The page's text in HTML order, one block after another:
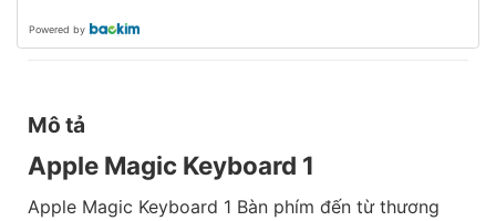
Powered by
Mô tả
Apple Magic Keyboard 1
Apple Magic Keyboard 1 Bàn phím đến từ thương